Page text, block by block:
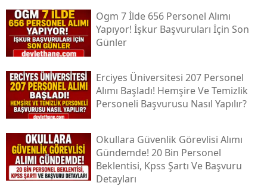
Ogm 7 İlde 656 Personel Alımı
Yapıyor! İşkur Başvuruları İçin Son
Günler
Erciyes Üniversitesi 207 Personel
Alımı Başladı! Hemşire Ve Temizlik
Personeli Başvurusu Nasıl Yapılır?
Okullara Güvenlik Görevlisi Alımı
Gündemde! 20 Bin Personel
Beklentisi, Kpss Şartı Ve Başvuru
Detayları